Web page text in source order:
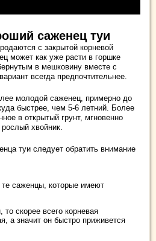
саженец туи
с закрытой корневой
может как уже расти в горшке
в мешковину вместе с
всегда предпочтительнее.
молодой саженец, примерно до
быстрее, чем 5-6 летний. Более
в открытый грунт, мгновенно
рослый хвойник.
туи следует обратить внимание
саженцы, которые имеют
скорее всего корневая
а значит он быстро приживется